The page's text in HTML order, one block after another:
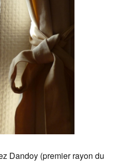
Dandoy (premier rayon du